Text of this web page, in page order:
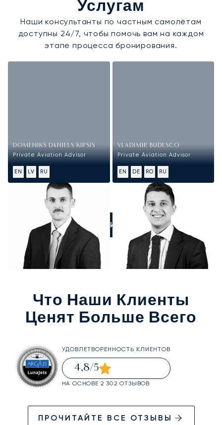
Услугам
Наши консультанты по частным самолётам
доступны 24/7, чтобы помочь вам на каждом
этапе процесса бронирования.
DOMENIKS DANIELS KIRSIS
Private Aviation Advisor
EN LV RU
VLADIMIR BUDESCO
Private Aviation Advisor
EN DE RO RU
ПОЗВОНИТЕ НАМ
Что Наши Клиенты
Ценят Больше Всего
УДОВЛЕТВОРЕННОСТЬ КЛИЕНТОВ
4,8/5
НА ОСНОВЕ 2 302 ОТЗЫВОВ
ПРОЧИТАЙТЕ ВСЕ ОТЗЫВЫ